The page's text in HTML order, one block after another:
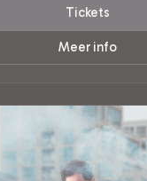
Tickets
Meer info